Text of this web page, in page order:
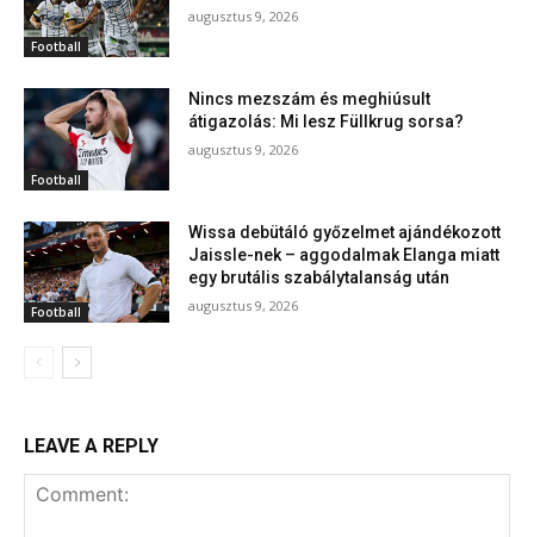
Football
augusztus 9, 2026
Football
Nincs mezszám és meghiúsult
átigazolás: Mi lesz Füllkrug sorsa?
augusztus 9, 2026
Football
Wissa debütáló győzelmet ajándékozott
Jaissle-nek – aggodalmak Elanga miatt
egy brutális szabálytalanság után
augusztus 9, 2026
LEAVE A REPLY